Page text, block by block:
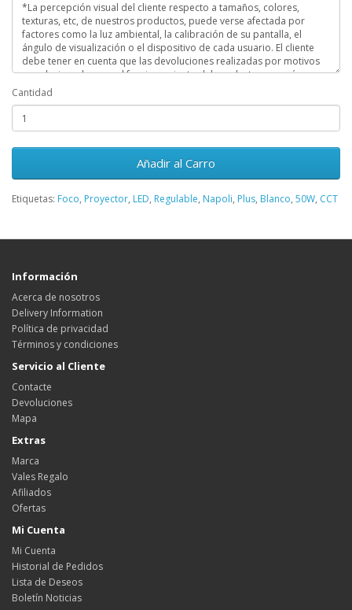
Cantidad
Añadir al Carro
Etiquetas: Foco, Proyector, LED, Regulable, Napoli, Plus, Blanco, 50W, CCT
Información
Acerca de nosotros
Delivery Information
Política de privacidad
Términos y condiciones
Servicio al Cliente
Contacte
Devoluciones
Mapa
Extras
Marca
Vales Regalo
Afiliados
Ofertas
Mi Cuenta
Mi Cuenta
Historial de Pedidos
Lista de Deseos
Boletín Noticias